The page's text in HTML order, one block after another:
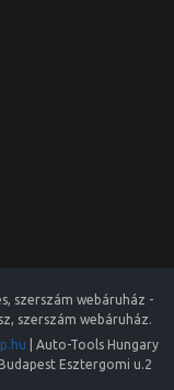
szerszám webáruház -
szerszám webáruház.
Auto-Tools Hungary
Esztergomi u.2